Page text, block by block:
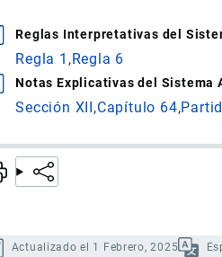
Reglas Interpretativas del
Regla 1 Regla 6
Notas Explicativas del Sistema
Sección XII Capítulo 64
Actualizado el 1 Febrero, 2025